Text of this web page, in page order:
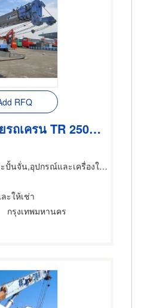
RFQ
ให้เช่ารถเครน ขายรถเครน TR 250M-6 รถยก รถเครน รถกระเช้า
ละเครื่องใช้สำหรับผู้รับเหมาก่อสร้าง,อุปกรณ์และเครื่องใช้ก่อสร้าง
ะให้เช่า
กรุงเทพมหานคร